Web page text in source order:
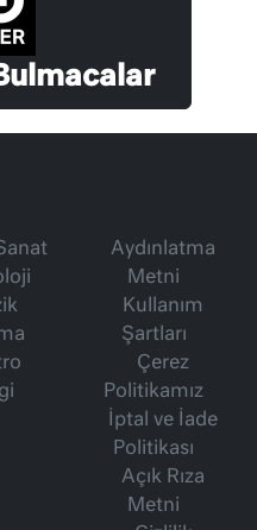
Aydınlatma
Metni
Kullanım
Şartları
Çerez
Politikamız
İptal ve İade
Politikası
Açık Rıza
Metni